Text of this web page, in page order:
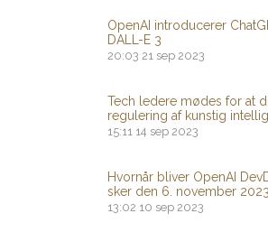
OpenAI introducerer
DALL-E 3
20:03 21 sep 2023
Tech ledere mødes for at
regulering af kunstig
15:11 14 sep 2023
Hvornår bliver OpenAI
sker den 6. november 2023
13:02 10 sep 2023